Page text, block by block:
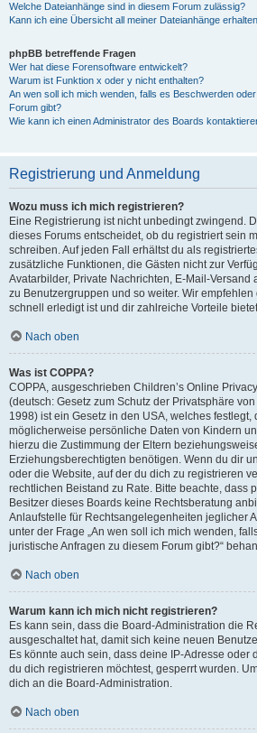
Welche Dateianhänge sind in diesem Forum zulässig?
Kann ich eine Übersicht all meiner Dateianhänge
phpBB betreffende Fragen
Wer hat diese Forensoftware entwickelt?
Warum ist Funktion x oder y nicht enthalten?
An wen soll ich mich wenden, falls es Beschwerden
Forum gibt?
Wie kann ich einen Administrator des Boards
Registrierung und Anmeldung
Wozu muss ich mich registrieren?
Eine Registrierung ist nicht unbedingt zwingend.
dieses Forums entscheidet, ob du registriert sein
schreiben. Auf jeden Fall erhältst du als
zusätzliche Funktionen, die Gästen nicht zur
Avatarbilder, Private Nachrichten, E-Mail-Versand
zu Benutzergruppen und so weiter. Wir
schnell erledigt ist und dir zahlreiche Vorteile
Nach oben
Was ist COPPA?
COPPA, ausgeschrieben Children’s Online
(deutsch: Gesetz zum Schutz der Privatsphäre
1998) ist ein Gesetz in den USA, welches festlegt,
möglicherweise persönliche Daten von Kindern
hierzu die Zustimmung der Eltern
Erziehungsberechtigten benötigen. Wenn du dir
oder die Website, auf der du dich zu registrieren
rechtlichen Beistand zu Rate. Bitte beachte, dass
Besitzer dieses Boards keine Rechtsberatung
Anlaufstelle für Rechtsangelegenheiten jeglicher
unter der Frage „An wen soll ich mich wenden,
juristische Anfragen zu diesem Forum gibt?“
Nach oben
Warum kann ich mich nicht registrieren?
Es kann sein, dass die Board-Administration die
ausgeschaltet hat, damit sich keine neuen
Es könnte auch sein, dass deine IP-Adresse oder
du dich registrieren möchtest, gesperrt wurden.
dich an die Board-Administration.
Nach oben